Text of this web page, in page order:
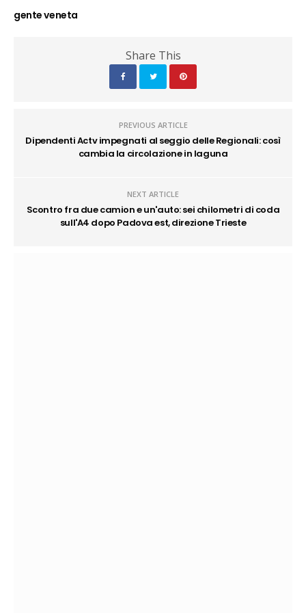
gente veneta
Share This
PREVIOUS ARTICLE
Dipendenti Actv impegnati al seggio delle Regionali: così
cambia la circolazione in laguna
NEXT ARTICLE
Scontro fra due camion e un'auto: sei chilometri di coda
sull'A4 dopo Padova est, direzione Trieste